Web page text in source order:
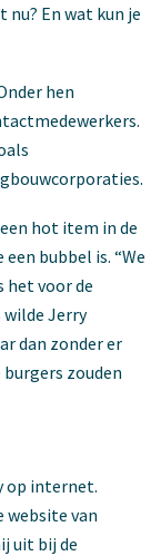
nu? En wat kun je
hen
hot item in de
bubbel is. “We
het voor de
Jerry
dan zonder er
zouden
op internet.
website van
uit bij de